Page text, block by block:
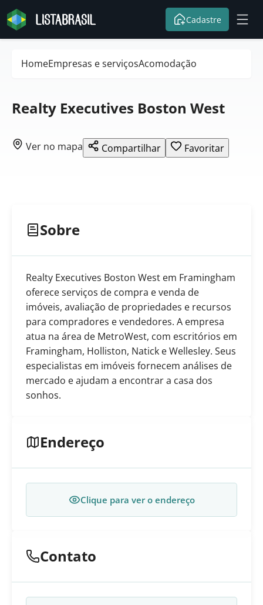
Cadastre
HomeEmpresas e serviçosAcomodação
Realty Executives Boston West
Ver no mapa Compartilhar Favoritar
Sobre
Realty Executives Boston West em Framingham
oferece serviços de compra e venda de
imóveis, avaliação de propriedades e recursos
para compradores e vendedores. A empresa
atua na área de MetroWest, com escritórios em
Framingham, Holliston, Natick e Wellesley. Seus
especialistas em imóveis fornecem análises de
mercado e ajudam a encontrar a casa dos
sonhos.
Endereço
Clique para ver o endereço
Contato